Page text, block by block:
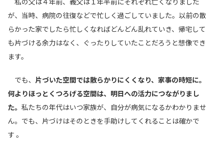
が、当時、病院の往復などで忙しく過ごしていました。以前の散
らかった家でしたら忙しくなればどんどん乱れていき、帰宅して
も片づける余力はなく、ぐったりしていたことだろうと想像でき
ます。
でも、 片づいた空間では散らかりにくくなり、家事の時短に。
何よりほっとくつろげる空間は、明日への活力につながりまし
た。 私たちの年代はいつ家族が、自分が病気になるかわかりませ
ん。でも、片づけはそのときを手助けしてくれることは確かで
す 。